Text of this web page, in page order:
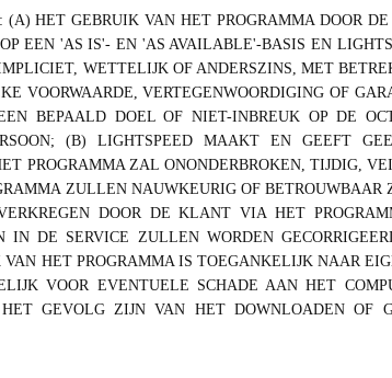
HET GEBRUIK VAN HET PROGRAMMA DOOR
EEN 'AS IS'- EN 'AS AVAILABLE'-BASIS EN
WETTELIJK OF ANDERSZINS, MET
VOORWAARDE, VERTEGENWOORDIGING OF
BEPAALD DOEL OF NIET-INBREUK OP DE
(B) LIGHTSPEED MAAKT EN GEEFT
PROGRAMMA ZAL ONONDERBROKEN, TIJDIG,
ZULLEN NAUWKEURIG OF
DOOR DE KLANT VIA HET
DE SERVICE ZULLEN WORDEN
HET PROGRAMMA IS TOEGANKELIJK NAAR
VOOR EVENTUELE SCHADE AAN HET
GEVOLG ZIJN VAN HET DOWNLOADEN OF